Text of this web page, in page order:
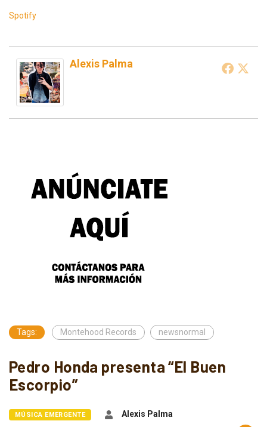
Spotify
Alexis Palma
Tags: Montehood Records newsnormal
Pedro Honda presenta “El Buen
Escorpio”
MÚSICA EMERGENTE
Alexis Palma